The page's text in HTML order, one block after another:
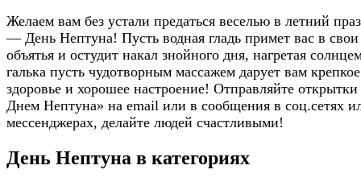
Желаем вам без устали предаться веселью в летний
— День Нептуна! Пусть водная гладь примет вас в свои
объятья и остудит накал знойного дня, нагретая
галька пусть чудотворным массажем дарует вам крепкое
здоровье и хорошее настроение! Отправляйте
Днем Нептуна» на email или в сообщения в соц.сетях
мессенджерах, делайте людей счастливыми!
День Нептуна в категориях